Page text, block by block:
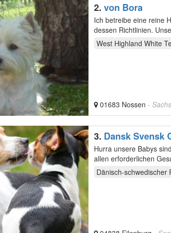
2. von Bora
Ich betreibe eine reine Hobby- und
West Highland White
01683 Nossen -
3. Dansk Svensk
Hurra unsere Babys sind da. Am 3.05. war es nun so weit. Wir züchten nach FCI
allen erforderlichen
Dänisch-schwedischer